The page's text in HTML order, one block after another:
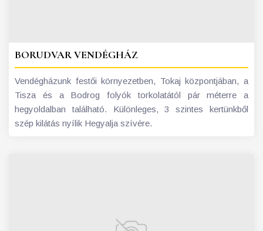
BORUDVAR VENDÉGHÁZ
Vendégházunk festői környezetben, Tokaj központjában, a
Tisza és a Bodrog folyók torkolatától pár méterre a
hegyoldalban található. Különleges, 3 szintes kertünkből
szép kilátás nyílik Hegyalja szívére.